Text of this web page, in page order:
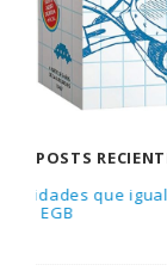
POSTS
Gana
que